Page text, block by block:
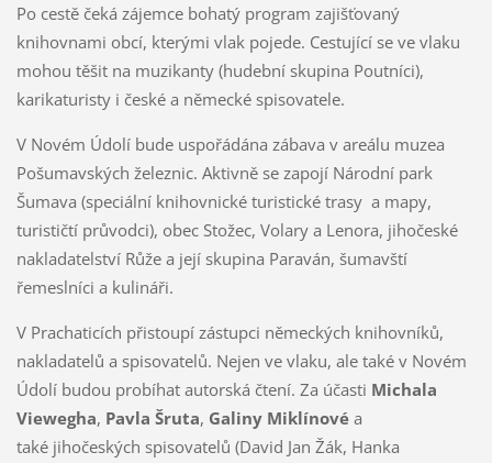
Po cestě čeká zájemce bohatý program zajišťovaný
knihovnami obcí, kterými vlak pojede. Cestující se ve vlaku
mohou těšit na muzikanty (hudební skupina Poutníci),
karikaturisty i české a německé spisovatele.
V Novém Údolí bude uspořádána zábava v areálu muzea
Pošumavských železnic. Aktivně se zapojí Národní park
Šumava (speciální knihovnické turistické trasy a mapy,
turističtí průvodci), obec Stožec, Volary a Lenora, jihočeské
nakladatelství Růže a její skupina Paraván, šumavští
řemeslníci a kulináři.
V Prachaticích přistoupí zástupci německých knihovníků,
nakladatelů a spisovatelů. Nejen ve vlaku, ale také v Novém
Údolí budou probíhat autorská čtení. Za účasti Michala
Viewegha, Pavla Šruta, Galiny Miklínovéa
také jihočeských spisovatelů (David Jan Žák, Hanka